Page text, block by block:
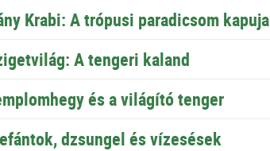
Krabi: A trópusi paradicsom kapuja
A tengeri kaland
és a világító tenger
dzsungel és vízesések